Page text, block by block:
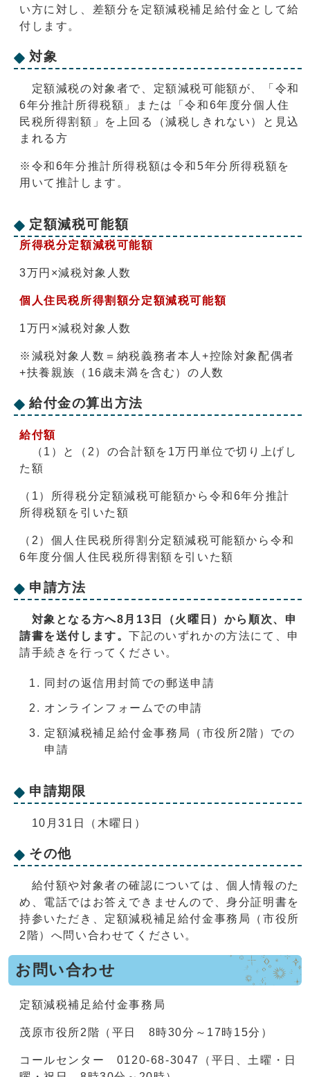
い方に対し、差額分を定額減税補足給付金として給
付します。
対象
定額減税の対象者で、定額減税可能額が、「令和
6年分推計所得税額」または「令和6年度分個人住
民税所得割額」を上回る（減税しきれない）と見込
まれる方
※令和6年分推計所得税額は令和5年分所得税額を
用いて推計します。
定額減税可能額
所得税分定額減税可能額
3万円×減税対象人数
個人住民税所得割額分定額減税可能額
1万円×減税対象人数
※減税対象人数＝納税義務者本人+控除対象配偶者
+扶養親族（16歳未満を含む）の人数
給付金の算出方法
給付額
（1）と（2）の合計額を1万円単位で切り上げし
た額
（1）所得税分定額減税可能額から令和6年分推計
所得税額を引いた額
（2）個人住民税所得割分定額減税可能額から令和
6年度分個人住民税所得割額を引いた額
申請方法
対象となる方へ8月13日（火曜日）から順次、申
請書を送付します。下記のいずれかの方法にて、申
請手続きを行ってください。
同封の返信用封筒での郵送申請
オンラインフォームでの申請
定額減税補足給付金事務局（市役所2階）での
申請
申請期限
10月31日（木曜日）
その他
給付額や対象者の確認については、個人情報のた
め、電話ではお答えできませんので、身分証明書を
持参いただき、定額減税補足給付金事務局（市役所
2階）へ問い合わせてください。
お問い合わせ
定額減税補足給付金事務局
茂原市役所2階（平日 8時30分～17時15分）
コールセンター 0120-68-3047（平日、土曜・日